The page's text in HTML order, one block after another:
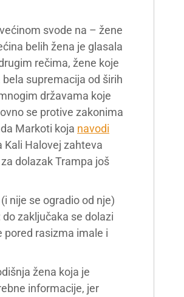
svode na – žene
belih žena je glasala
rečima, žene koje
supremacija od širih
državama koje
se protive zakonima
Markoti koja navodi
Kali Halovej zahteva
dolazak Trampa još
nije se ogradio od nje)
zaključaka se dolazi
pored rasizma imale i
žena koja je
informacije, jer